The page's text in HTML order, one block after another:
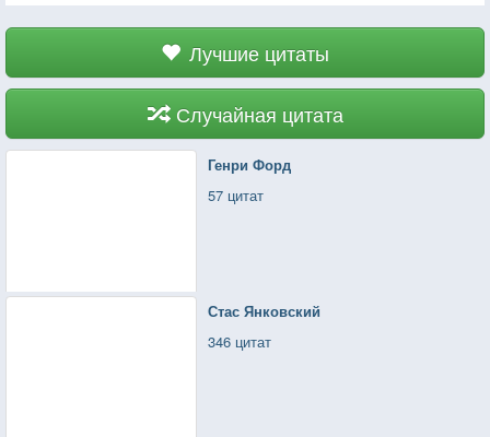
Лучшие цитаты
Случайная цитата
Генри Форд
57 цитат
Стас Янковский
346 цитат